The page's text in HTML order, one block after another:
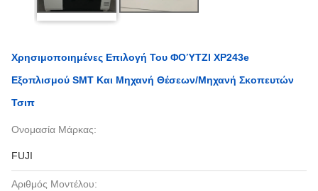
Χρησιμοποιημένες Επιλογή Του ΦΟΎΤΖΙ XP243e
Εξοπλισμού SMT Και Μηχανή Θέσεων/μηχανή Σκοπευτών
Τσιπ
Ονομασία Μάρκας:
FUJI
Αριθμός Μοντέλου: